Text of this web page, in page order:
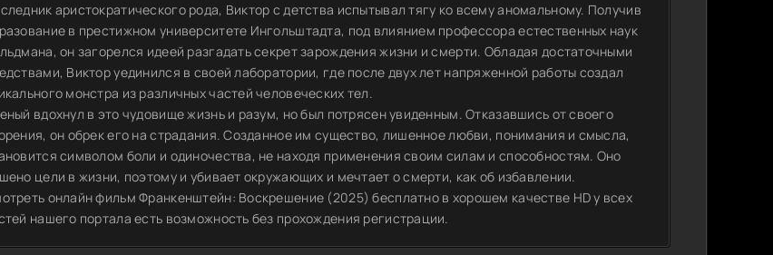
аристократического рода, Виктор с детства испытывал тягу ко всему аномальному. Получив
в престижном университете Ингольштадта, под влиянием профессора естественных наук
он загорелся идеей разгадать секрет зарождения жизни и смерти. Обладая достаточными
Виктор уединился в своей лаборатории, где после двух лет напряженной работы создал
монстра из различных частей человеческих тел.
вдохнул в это чудовище жизнь и разум, но был потрясен увиденным. Отказавшись от своего
он обрек его на страдания. Созданное им существо, лишенное любви, понимания и смысла,
символом боли и одиночества, не находя применения своим силам и способностям. Оно
цели в жизни, поэтому и убивает окружающих и мечтает о смерти, как об избавлении.
онлайн фильм Франкенштейн: Воскрешение (2025) бесплатно в хорошем качестве HD у всех
нашего портала есть возможность без прохождения регистрации.